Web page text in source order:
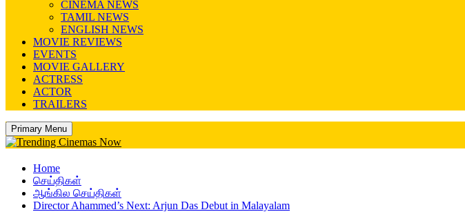
CINEMA NEWS
TAMIL NEWS
ENGLISH NEWS
MOVIE REVIEWS
EVENTS
MOVIE GALLERY
ACTRESS
ACTOR
TRAILERS
Primary Menu
Home
செய்திகள்
ஆங்கில செய்திகள்
Director Ahammed’s Next: Arjun Das Debut in Malayalam